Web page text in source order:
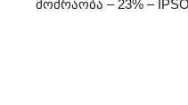
მოძრაობა – 23% –